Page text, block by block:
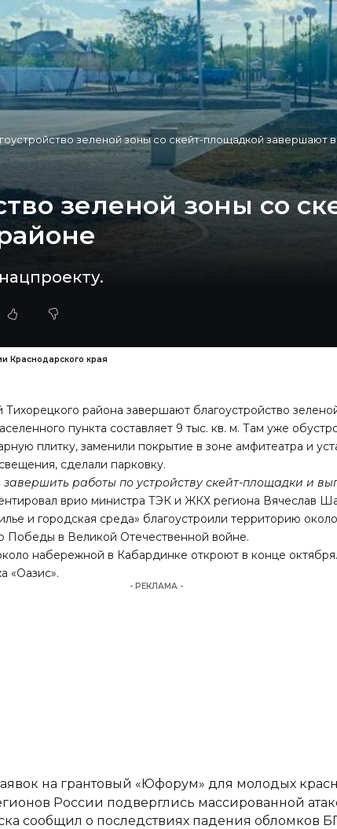
зеленой зоны со скейт-площадкой завершают
зеленой зоны со
Краснодарского края
Тихорецкого района завершают благоустройство
пункта составляет 9 тыс. кв. м. Там уже
плитку, заменили покрытие в зоне амфитеатра и
сделали парковку.
работы по устройству скейт-площадки и
врио министра ТЭК и ЖКХ региона Вячеслав
и городская среда» благоустроили территорию
Победы в Великой Отечественной войне.
набережной в Кабардинке откроют в конце
«Оазис».
- РЕКЛАМА -
на грантовый «Юфорум» для молодых
России подверглись массированной
сообщил о последствиях падения обломков